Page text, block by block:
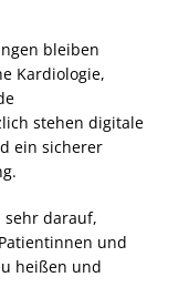
bleiben
Kardiologie,
stehen digitale
ein sicherer
sehr darauf,
und
heißen und